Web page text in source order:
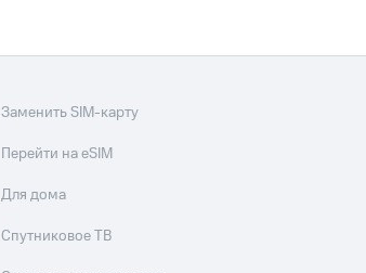
Заменить SIM-карту
Перейти на eSIM
Для дома
Спутниковое ТВ